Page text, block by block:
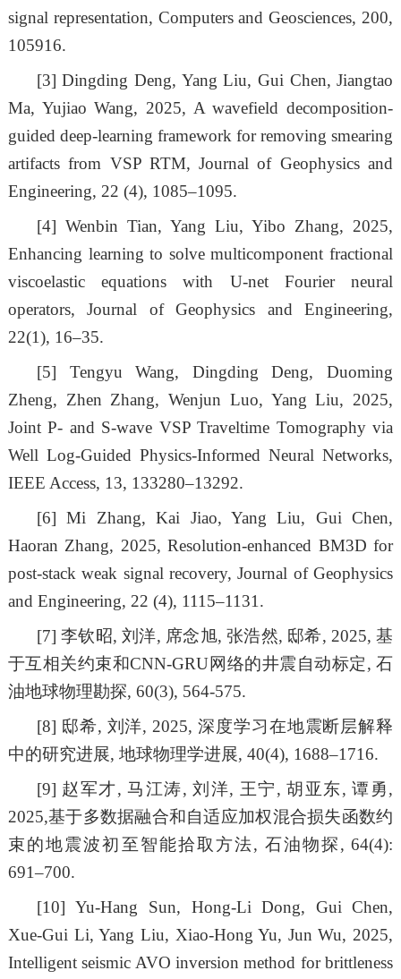
signal representation, Computers and Geosciences, 200,
105916.
[3]Dingding Deng, Yang Liu, Gui Chen, Jiangtao
Ma, Yujiao Wang, 2025, A wavefield decomposition-
guided deep-learning framework for removing smearing
artifacts from VSP RTM, Journal of Geophysics and
Engineering, 22 (4), 1085–1095.
[4] Wenbin Tian, Yang Liu, Yibo Zhang, 2025,
Enhancing learning to solve multicomponent fractional
viscoelastic equations with U-net Fourier neural
operators, Journal of Geophysics and Engineering,
22(1), 16–35.
[5] Tengyu Wang, Dingding Deng, Duoming
Zheng, Zhen Zhang, Wenjun Luo, Yang Liu, 2025,
Joint P- and S-wave VSP Traveltime Tomography via
Well Log-Guided Physics-Informed Neural Networks,
IEEE Access, 13, 133280–13292.
[6]Mi Zhang, Kai Jiao, Yang Liu, Gui Chen,
Haoran Zhang, 2025, Resolution-enhanced BM3D for
post-stack weak signal recovery, Journal of Geophysics
and Engineering, 22 (4), 1115–1131.
[7]李钦昭,刘洋, 席念旭,张浩然, 邸希, 2025,基
于互相关约束和CNN-GRU网络的井震自动标定,石
油地球物理勘探, 60(3), 564-575.
[8] 邸希, 刘洋, 2025,深度学习在地震断层解释
中的研究进展, 地球物理学进展, 40(4), 1688–1716.
[9] 赵军才,马江涛,刘洋, 王宁,胡亚东,谭勇,
2025,基于多数据融合和自适应加权混合损失函数约
束的地震波初至智能拾取方法, 石油物探, 64(4):
691–700.
[10]Yu-Hang Sun, Hong-Li Dong, Gui Chen,
Xue-Gui Li, Yang Liu, Xiao-Hong Yu, Jun Wu, 2025,
Intelligent seismic AVO inversion method for brittleness